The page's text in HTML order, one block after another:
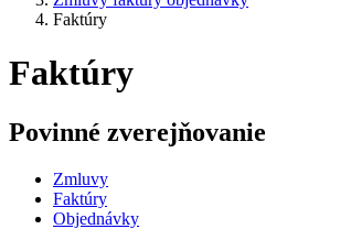
Faktúry
Faktúry
Povinné zverejňovanie
Zmluvy
Faktúry
Objednávky